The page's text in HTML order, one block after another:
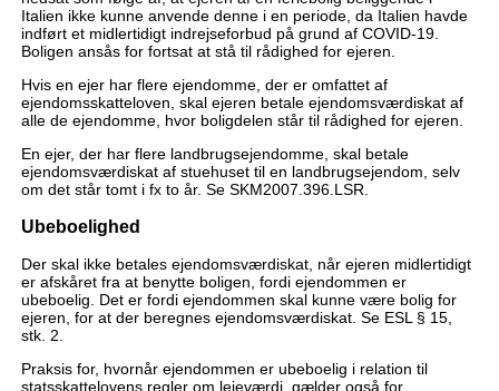
Italien ikke kunne anvende denne i en periode, da Italien havde
indført et midlertidigt indrejseforbud på grund af COVID-19.
Boligen ansås for fortsat at stå til rådighed for ejeren.
Hvis en ejer har flere ejendomme, der er omfattet af
ejendomsskatteloven, skal ejeren betale ejendomsværdiskat af
alle de ejendomme, hvor boligdelen står til rådighed for ejeren.
En ejer, der har flere landbrugsejendomme, skal betale
ejendomsværdiskat af stuehuset til en landbrugsejendom, selv
om det står tomt i fx to år. Se SKM2007.396.LSR.
Ubeboelighed
Der skal ikke betales ejendomsværdiskat, når ejeren midlertidigt
er afskåret fra at benytte boligen, fordi ejendommen er
ubeboelig. Det er fordi ejendommen skal kunne være bolig for
ejeren, for at der beregnes ejendomsværdiskat. Se ESL § 15,
stk. 2.
Praksis for, hvornår ejendommen er ubeboelig i relation til
statsskattelovens regler om lejeværdi, gælder også for